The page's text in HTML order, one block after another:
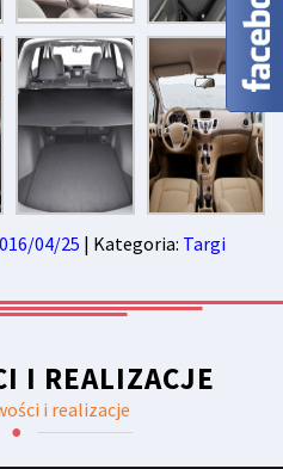
04/25 | Kategoria: Targi
I REALIZACJE
i realizacje